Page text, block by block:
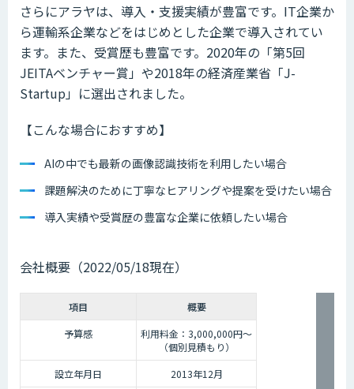
さらにアラヤは、導入・支援実績が豊富です。IT企業か
ら運輸系企業などをはじめとした企業で導入されてい
ます。また、受賞歴も豊富です。2020年の「第5回
JEITAベンチャー賞」や2018年の経済産業省「J-
Startup」に選出されました。
【こんな場合におすすめ】
AIの中でも最新の画像認識技術を利用したい場合
課題解決のために丁寧なヒアリングや提案を受けたい場合
導入実績や受賞歴の豊富な企業に依頼したい場合
会社概要（2022/05/18現在）
項目
概要
予算感
利用料金：3,000,000円～
（個別見積もり）
設立年月日
2013年12月